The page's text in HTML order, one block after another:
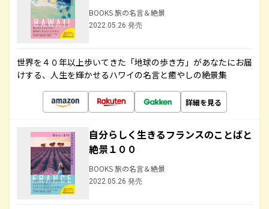
BOOKS 旅の名言＆絶景
2022.05.26 発売
世界を４０年以上歩いてきた「地球の歩き方」があなたにお届
けする、人生を輝かせるハワイの名言と癒やしの絶景集
詳細を見る
自分らしく生きるフランスのことばと
絶景１００
BOOKS 旅の名言＆絶景
2022.05.26 発売